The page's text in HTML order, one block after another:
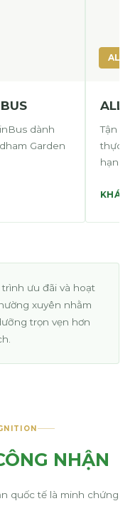
dành
Garden
ALL-
ALL-
Tận
thực,
hạn.
KHÁM
ưu đãi và hoạt
xuyên nhằm
trọn vẹn hơn
NHẬN
quốc tế là minh chứng